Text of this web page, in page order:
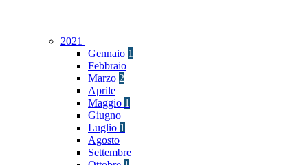
2021
Gennaio 1
Febbraio
Marzo 2
Aprile
Maggio 1
Giugno
Luglio 1
Agosto
Settembre